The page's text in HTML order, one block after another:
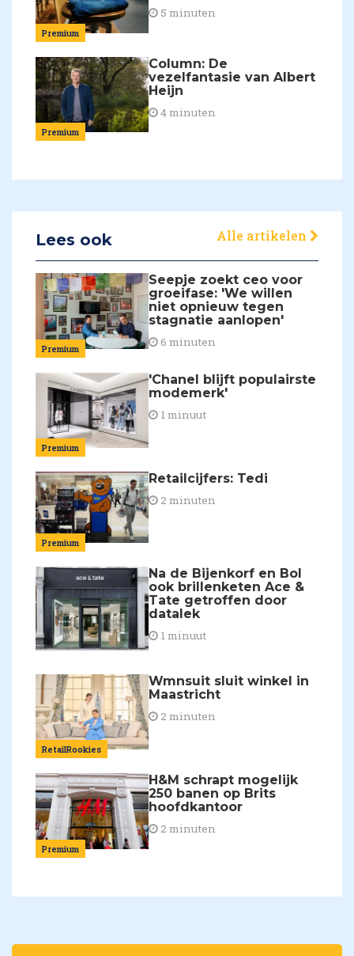
Premium
5 minuten
Premium
Column: De
vezelfantasie van Albert
Heijn
4 minuten
Lees ook Alle artikelen
Premium
Seepje zoekt ceo voor
groeifase: 'We willen
niet opnieuw tegen
stagnatie aanlopen'
6 minuten
Premium
'Chanel blijft populairste
modemerk'
1 minuut
Premium
Retailcijfers: Tedi
2 minuten
Na de Bijenkorf en Bol
ook brillenketen Ace &
Tate getroffen door
datalek
1 minuut
RetailRookies
Wmnsuit sluit winkel in
Maastricht
2 minuten
Premium
H&M schrapt mogelijk
250 banen op Brits
hoofdkantoor
2 minuten